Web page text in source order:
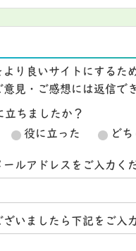
り良いサイトにするた
見・ご感想には返信で
立ちましたか？
役に立った ど
ルアドレスをご入力く
いましたら下記をご入